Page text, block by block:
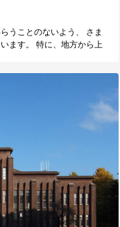
うことのないよう、 さま
ます。 特に、地方から上
援制度などがまとめられ
校生を対象とした奨学金
ものもあります。 奨学金
を目指すうえで、安心し
式サイトをチェックして